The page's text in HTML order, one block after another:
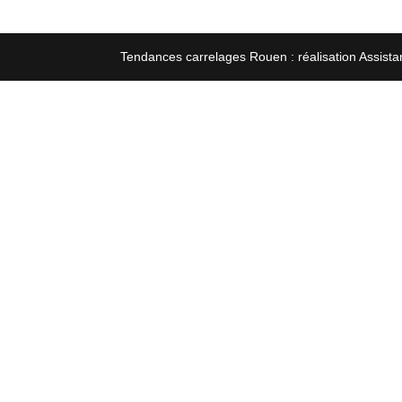
Tendances carrelages Rouen : réalisation